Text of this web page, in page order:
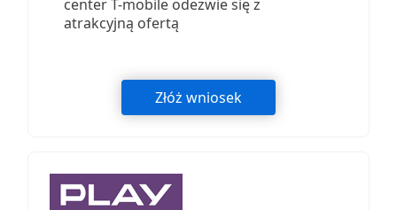
center T-mobile odezwie się z
atrakcyjną ofertą
Złóż wniosek